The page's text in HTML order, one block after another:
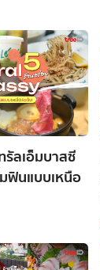
รัลเอ็มบาสซี
ฟินแบบเหนือ